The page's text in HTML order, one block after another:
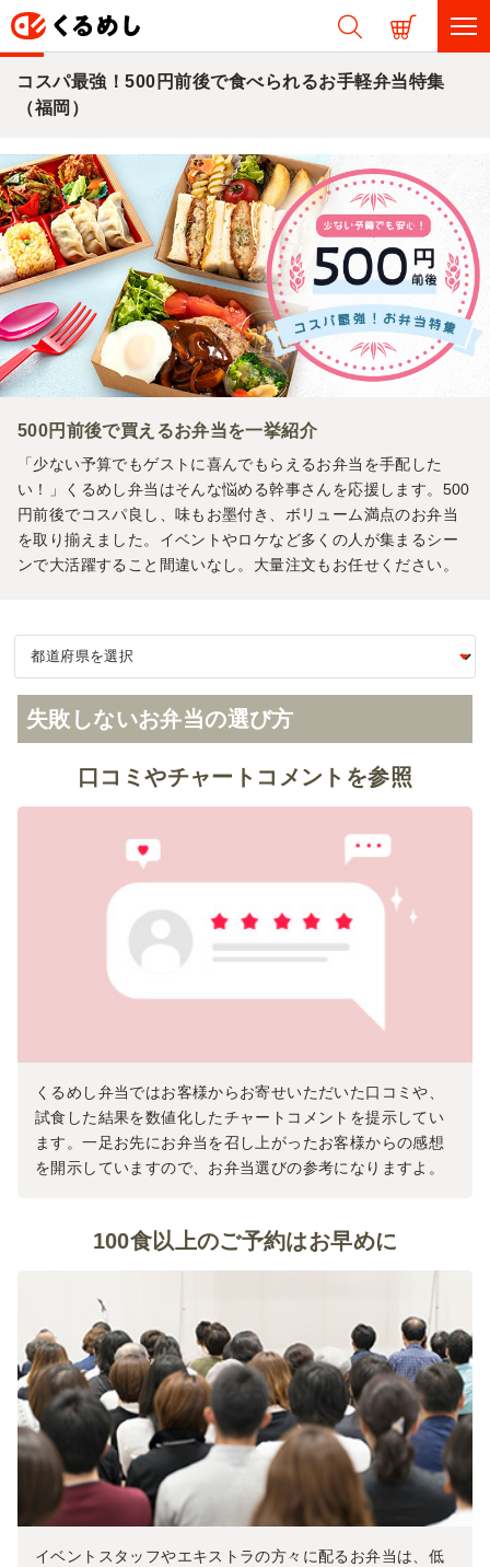
コスパ最強！500円前後で食べられるお手軽弁当特集
（福岡）
500円前後で買えるお弁当を一挙紹介
「少ない予算でもゲストに喜んでもらえるお弁当を手配した
い！」くるめし弁当はそんな悩める幹事さんを応援します。500
円前後でコスパ良し、味もお墨付き、ボリューム満点のお弁当
を取り揃えました。イベントやロケなど多くの人が集まるシー
ンで大活躍すること間違いなし。大量注文もお任せください。
失敗しないお弁当の選び方
口コミやチャートコメントを参照
くるめし弁当ではお客様からお寄せいただいた口コミや、
試食した結果を数値化したチャートコメントを提示してい
ます。一足お先にお弁当を召し上がったお客様からの感想
を開示していますので、お弁当選びの参考になりますよ。
100食以上のご予約はお早めに
イベントスタッフやエキストラの方々に配るお弁当は、低